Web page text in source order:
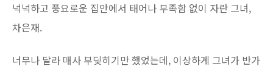
넉넉하고 풍요로운 집안에서 태어나 부족함 없이 자란 그녀,
차은재.
너무나 달라 매사 부딪히기만 했었는데, 이상하게 그녀가 반가